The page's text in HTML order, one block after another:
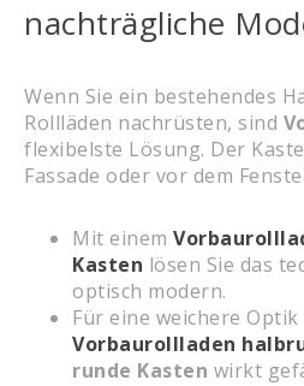
nachträgliche
Wenn Sie ein bestehendes
Rollläden nachrüsten, sind
flexibelste Lösung. Der
Fassade oder vor dem
Mit einem
Kasten lösen Sie das
optisch modern.
Für eine weichere
Vorbaurollladen
runde Kasten wirkt